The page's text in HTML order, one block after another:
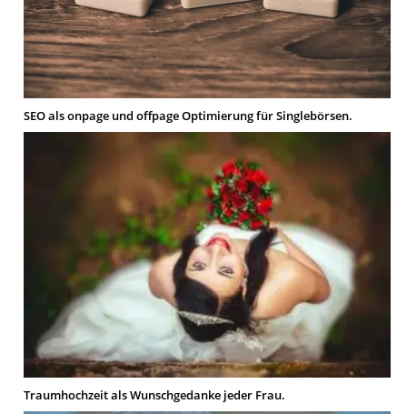
SEO als onpage und offpage Optimierung für Singlebörsen.
Traumhochzeit als Wunschgedanke jeder Frau.